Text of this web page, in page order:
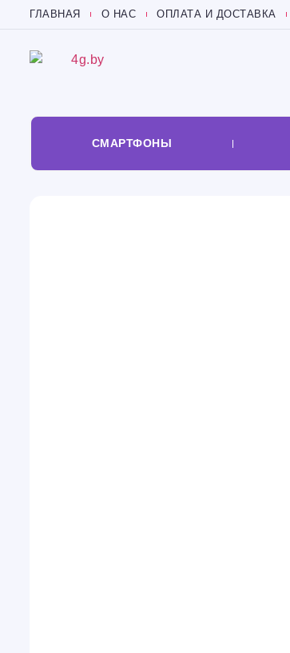
ГЛАВНАЯ О НАС ОПЛАТА И ДОСТАВКА
СМАРТФОНЫ